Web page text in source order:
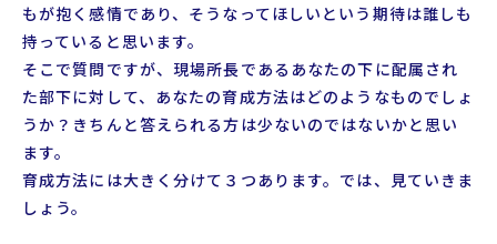
もが抱く感情であり、そうなってほしいという期待は誰しも
持っていると思います。
そこで質問ですが、現場所長であるあなたの下に配属され
た部下に対して、あなたの育成方法はどのようなものでしょ
うか？きちんと答えられる方は少ないのではないかと思い
ます。
育成方法には大きく分けて３つあります。では、見ていきま
しょう。